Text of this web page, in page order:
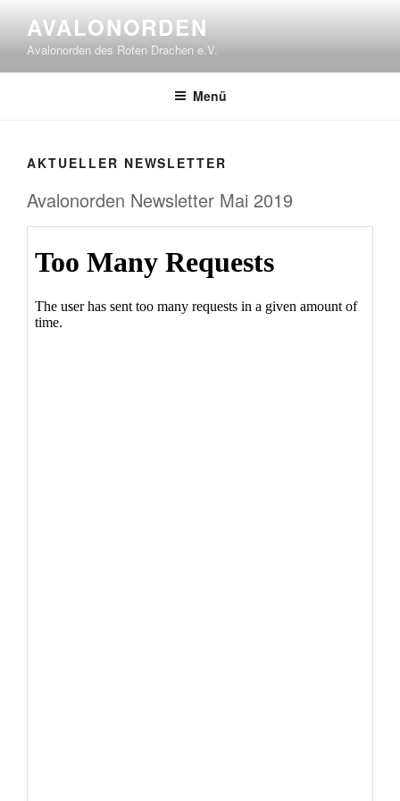
Inhalt
springen
AVALONORDEN
Avalonorden des Roten Drachen e.V.
Menü
AKTUELLER NEWSLETTER
Avalonorden Newsletter Mai 2019